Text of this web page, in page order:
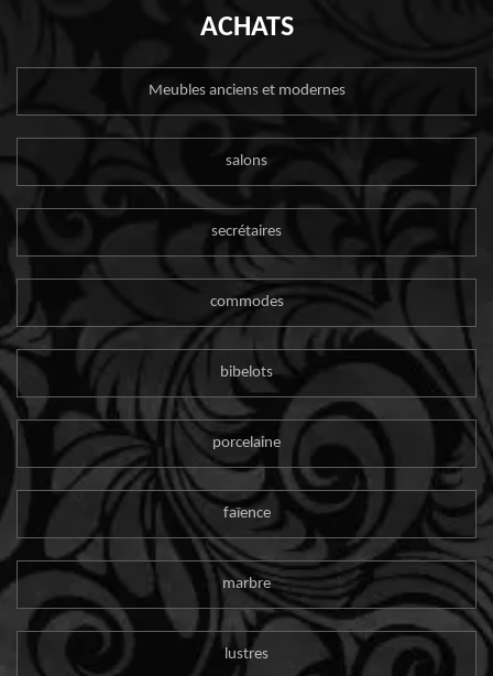
ACHATS
Meubles anciens et modernes
salons
secrétaires
commodes
bibelots
porcelaine
faïence
marbre
lustres